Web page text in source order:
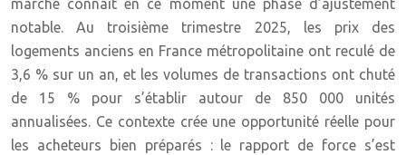
marché connaît en ce moment une phase d’ajustement
notable. Au troisième trimestre 2025, les prix des
logements anciens en France métropolitaine ont reculé de
3,6 % sur un an, et les volumes de transactions ont chuté
de 15 % pour s’établir autour de 850 000 unités
annualisées. Ce contexte crée une opportunité réelle pour
les acheteurs bien préparés : le rapport de force s’est